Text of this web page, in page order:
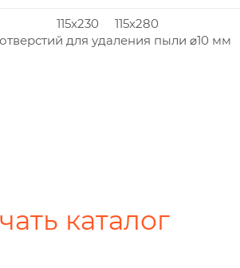
115x230 115x280
для удаления пыли ⌀10 мм
каталог